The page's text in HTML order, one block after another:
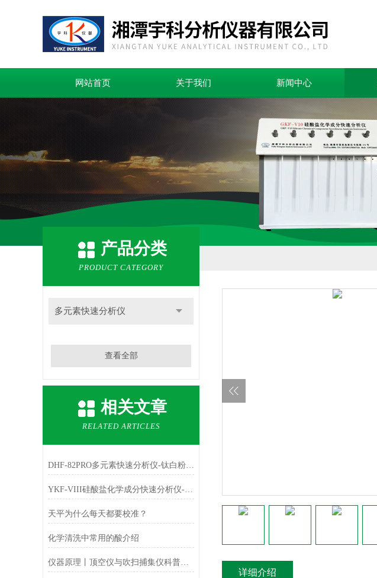
网站首页 关于我们 新闻中心
产品分类
PRODUCT CATEGORY
多元素快速分析仪
查看全部
相关文章
RELATED ARTICLES
DHF-82PRO多元素快速分析仪-钛白粉、金红石中主成份TiO2的测定
YKF-VIII硅酸盐化学成分快速分析仪-铁红中主成份Fe2O3的测定
天平为什么每天都要校准？
化学清洗中常用的酸介绍
仪器原理丨顶空仪与吹扫捕集仪科普小知识
详细介绍